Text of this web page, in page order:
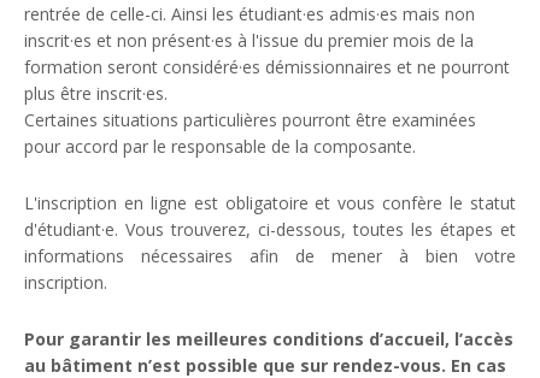
rentrée de celle-ci. Ainsi les étudiant·es admis·es mais non
inscrit·es et non présent·es à l'issue du premier mois de la
formation seront considéré·es démissionnaires et ne pourront
plus être inscrit·es.
Certaines situations particulières pourront être examinées
pour accord par le responsable de la composante.
L'inscription en ligne est obligatoire et vous confère le statut
d'étudiant·e. Vous trouverez, ci-dessous, toutes les étapes et
informations nécessaires afin de mener à bien votre
inscription.
Pour garantir les meilleures conditions d’accueil, l’accès
au bâtiment n’est possible que sur rendez-vous. En cas